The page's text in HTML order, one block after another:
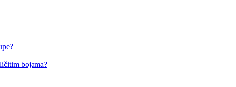
bojama?